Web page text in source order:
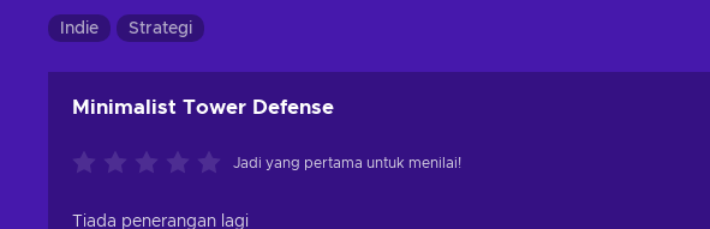
Indie Strategi
Minimalist Tower Defense
Jadi yang pertama untuk menilai!
Tiada penerangan lagi